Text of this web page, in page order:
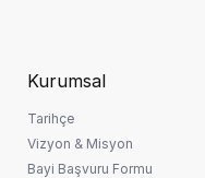
Kurumsal
Tarihçe
Vizyon & Misyon
Bayi Başvuru Formu